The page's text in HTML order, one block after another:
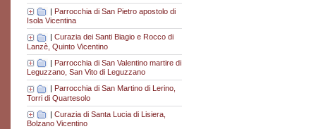
| Parrocchia di San Pietro apostolo di
Isola Vicentina
| Curazia dei Santi Biagio e Rocco di
Lanzè, Quinto Vicentino
| Parrocchia di San Valentino martire di
Leguzzano, San Vito di Leguzzano
| Parrocchia di San Martino di Lerino,
Torri di Quartesolo
| Curazia di Santa Lucia di Lisiera,
Bolzano Vicentino